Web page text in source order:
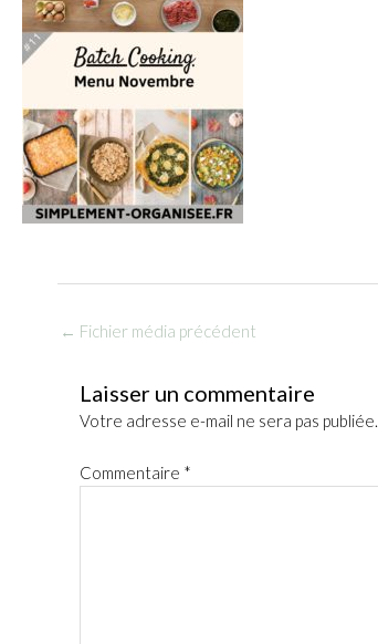
← Fichier média précédent
Laisser un commentaire
Votre adresse e-mail ne sera pas publiée.
Commentaire *